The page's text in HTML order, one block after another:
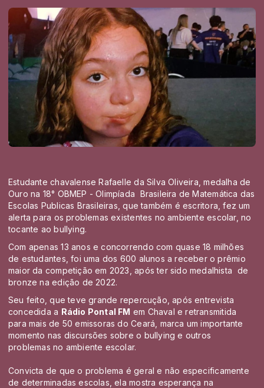
Estudante chavalense Rafaelle da Silva Oliveira, medalha de
Ouro na 18° OBMEP - Olimpíada Brasileira de Matemática das
Escolas Publicas Brasileiras, que também é escritora, fez um
alerta para os problemas existentes no ambiente escolar, no
tocante aobullying.
Com apenas 13 anos e concorrendo com quase 18 milhões
de estudantes, foi uma dos 600 alunos a receber o prêmio
maior da competição em 2023, após ter sido medalhista de
bronze na edição de 2022.
Seu feito, que teve grande repercução, após entrevista
concedida a Rádio Pontal FM em Chaval e retransmitida
para mais de 50 emissoras do Ceará, marca um importante
momento nas discursões sobre o bullying e outros
problemas no ambiente escolar.
Convicta de que o problema é geral e não especificamente
de determinadas escolas, ela mostra esperança na